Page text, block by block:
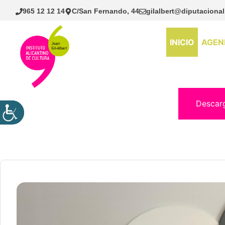
Saltar
965 12 12 14 C/San Fernando, 44
INICIO